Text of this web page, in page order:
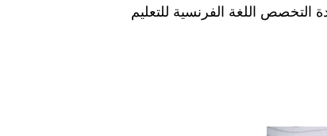
مادة التخصص اللغة الفرنسية للتعليم